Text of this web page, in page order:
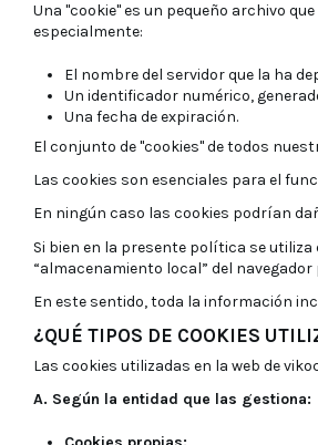
Una "cookie" es un pequeño archivo
especialmente:
El nombre del servidor que la ha
Un identificador numérico,
Una fecha de expiración.
El conjunto de "cookies" de todos
Las cookies son esenciales para el
En ningún caso las cookies podrían
Si bien en la presente política se
“almacenamiento local” del
En este sentido, toda la información
¿QUÉ TIPOS DE COOKIES
Las cookies utilizadas en la web de
A. Según la entidad que las gestiona: